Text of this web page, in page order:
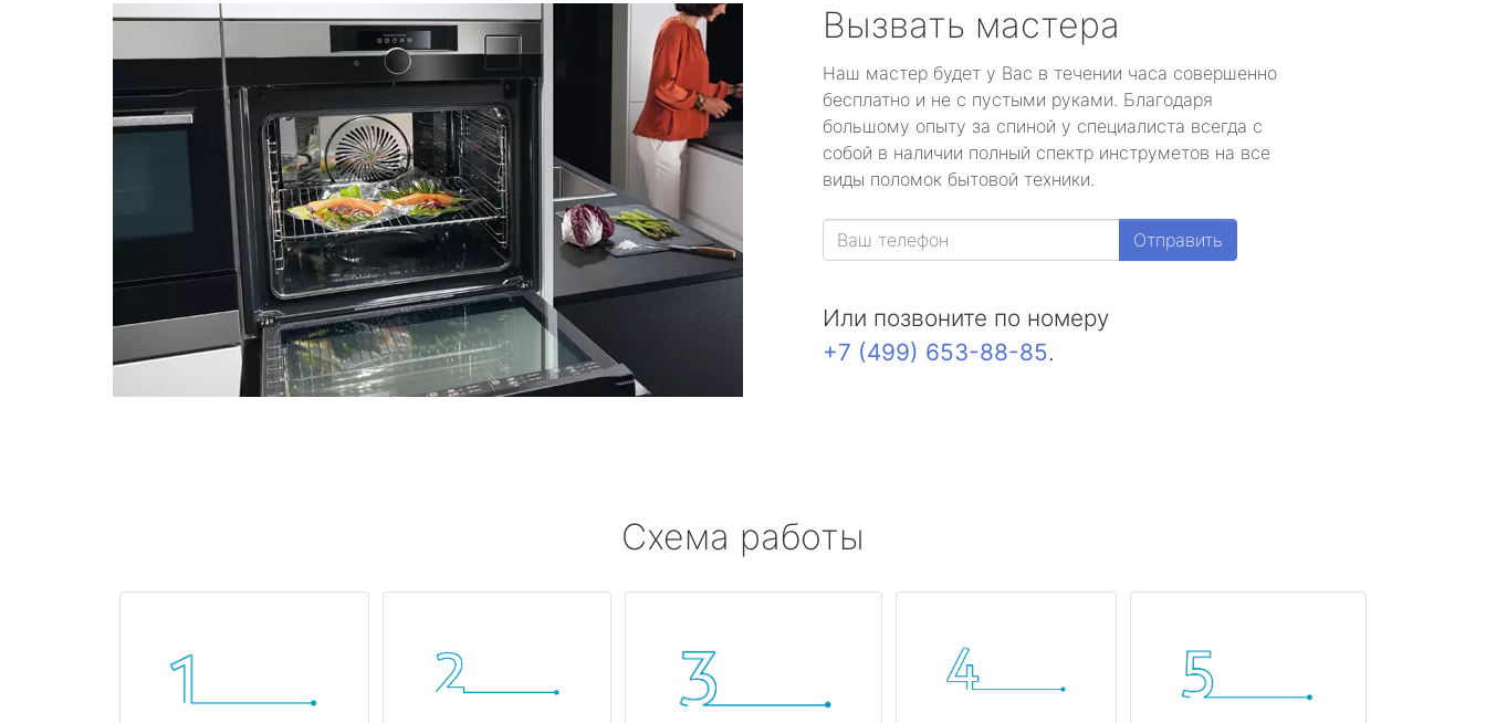
Вызвать мастера
Наш мастер будет у Вас в течении часа совершенно
бесплатно и не с пустыми руками. Благодаря
большому опыту за спиной у специалиста всегда с
собой в наличии полный спектр инструметов на все
виды поломок бытовой техники.
Отправить
Или позвоните по номеру
+7 (499) 653-88-85.
Схема работы